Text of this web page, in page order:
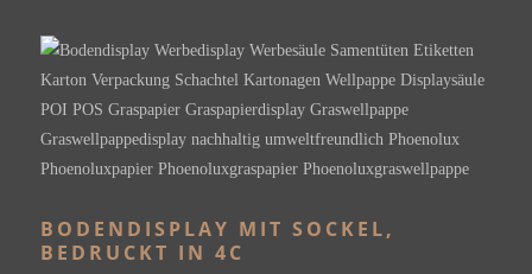
BODENDISPLAY MIT SOCKEL,
BEDRUCKT IN 4C